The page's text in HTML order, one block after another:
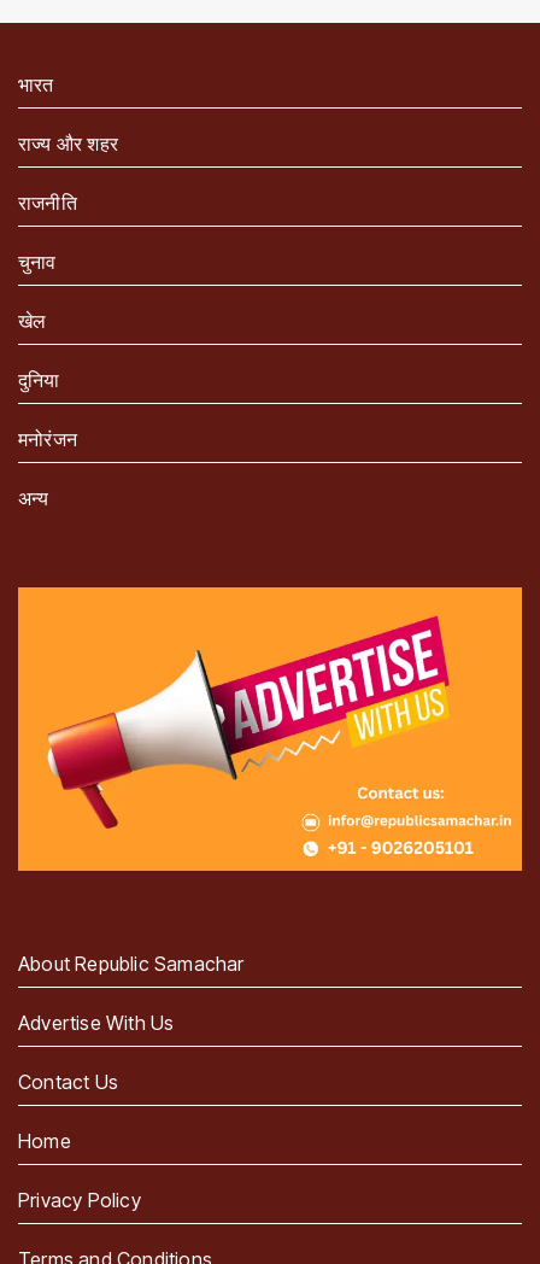
भारत
राज्य और शहर
राजनीति
चुनाव
खेल
दुनिया
मनोरंजन
अन्य
About Republic Samachar
Advertise With Us
Contact Us
Home
Privacy Policy